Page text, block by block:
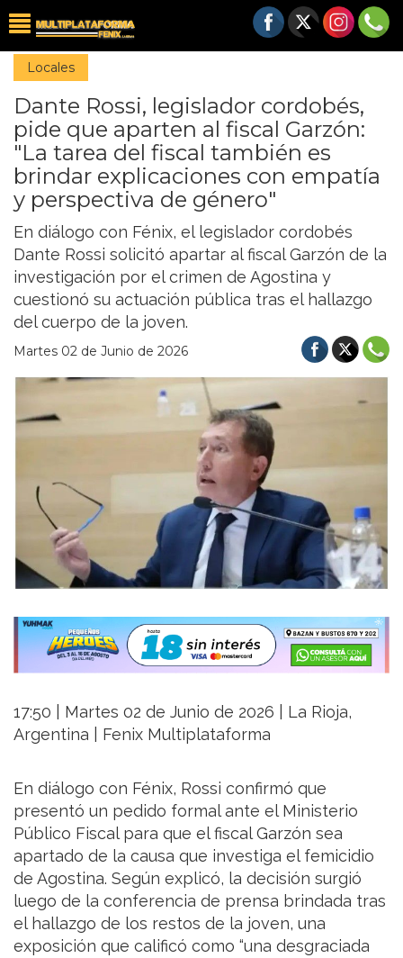
Locales
Dante Rossi, legislador cordobés,
pide que aparten al fiscal Garzón:
"La tarea del fiscal también es
brindar explicaciones con empatía
y perspectiva de género"
En diálogo con Fénix, el legislador cordobés
Dante Rossi solicitó apartar al fiscal Garzón de la
investigación por el crimen de Agostina y
cuestionó su actuación pública tras el hallazgo
del cuerpo de la joven.
Martes 02 de Junio de 2026
17:50 | Martes 02 de Junio de 2026 | La Rioja,
Argentina | Fenix Multiplataforma
En diálogo con Fénix, Rossi confirmó que
presentó un pedido formal ante el Ministerio
Público Fiscal para que el fiscal Garzón sea
apartado de la causa que investiga el femicidio
de Agostina. Según explicó, la decisión surgió
luego de la conferencia de prensa brindada tras
el hallazgo de los restos de la joven, una
exposición que calificó como “una desgraciada